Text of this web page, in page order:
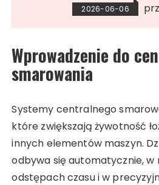
2026-06-06
Wprowadzenie do
smarowania
Systemy centralnego
które zwiększają żywotność
innych elementów maszyn.
odbywa się automatycznie,
odstępach czasu i w